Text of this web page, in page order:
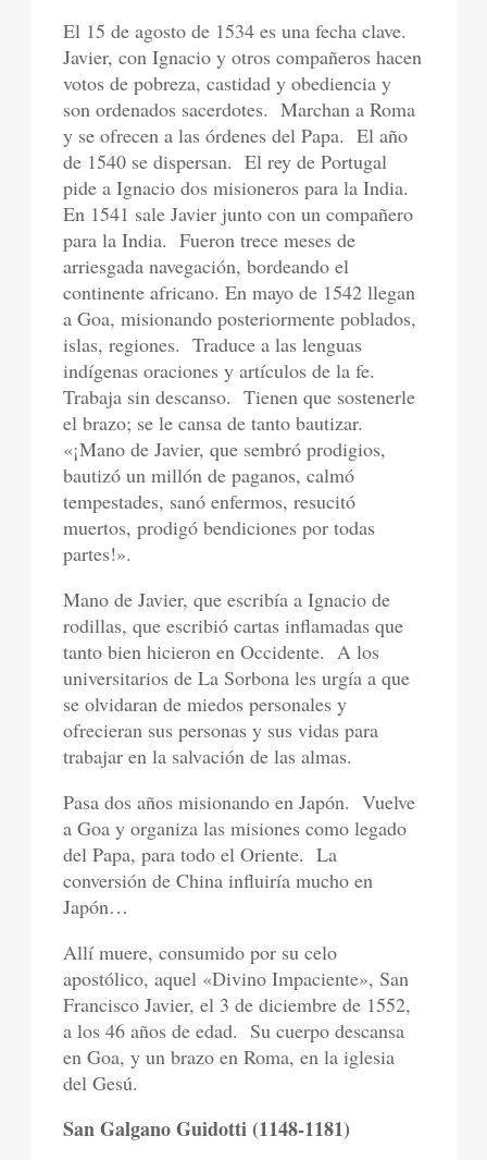
El 15 de agosto de 1534 es una fecha clave.
Javier, con Ignacio y otros compañeros hacen
votos de pobreza, castidad y obediencia y
son ordenados sacerdotes. Marchan a Roma
y se ofrecen a las órdenes del Papa. El año
de 1540 se dispersan. El rey de Portugal
pide a Ignacio dos misioneros para la India.
En 1541 sale Javier junto con un compañero
para la India. Fueron trece meses de
arriesgada navegación, bordeando el
continente africano. En mayo de 1542 llegan
a Goa, misionando posteriormente poblados,
islas, regiones. Traduce a las lenguas
indígenas oraciones y artículos de la fe.
Trabaja sin descanso. Tienen que sostenerle
el brazo; se le cansa de tanto bautizar.
«¡Mano de Javier, que sembró prodigios,
bautizó un millón de paganos, calmó
tempestades, sanó enfermos, resucitó
muertos, prodigó bendiciones por todas
partes!».
Mano de Javier, que escribía a Ignacio de
rodillas, que escribió cartas inflamadas que
tanto bien hicieron en Occidente. A los
universitarios de La Sorbona les urgía a que
se olvidaran de miedos personales y
ofrecieran sus personas y sus vidas para
trabajar en la salvación de las almas.
Pasa dos años misionando en Japón. Vuelve
a Goa y organiza las misiones como legado
del Papa, para todo el Oriente. La
conversión de China influiría mucho en
Japón…
Allí muere, consumido por su celo
apostólico, aquel «Divino Impaciente», San
Francisco Javier, el 3 de diciembre de 1552,
a los 46 años de edad. Su cuerpo descansa
en Goa, y un brazo en Roma, en la iglesia
del Gesú.
San Galgano Guidotti (1148-1181)